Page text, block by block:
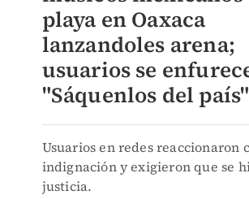
playa en Oaxaca
lanzandoles arena;
usuarios se
"Sáquenlos del país"
Usuarios en redes reaccionaron
indignación y exigieron que se
justicia.